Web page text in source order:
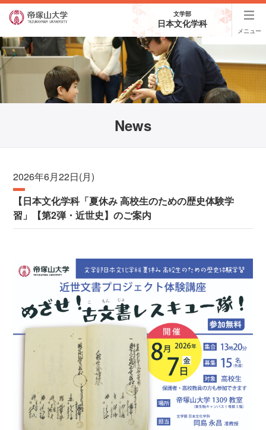
文学部
日本文化学科
メニュー
News
2026年6月22日(月)
【日本文化学科「夏休み 高校生のための歴史体験学
習」【第2弾・近世史】のご案内